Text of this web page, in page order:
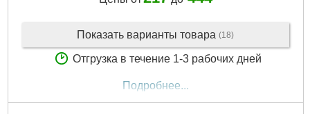
Показать варианты товара (18)
Отгрузка в течение 1-3 рабочих дней
Подробнее...